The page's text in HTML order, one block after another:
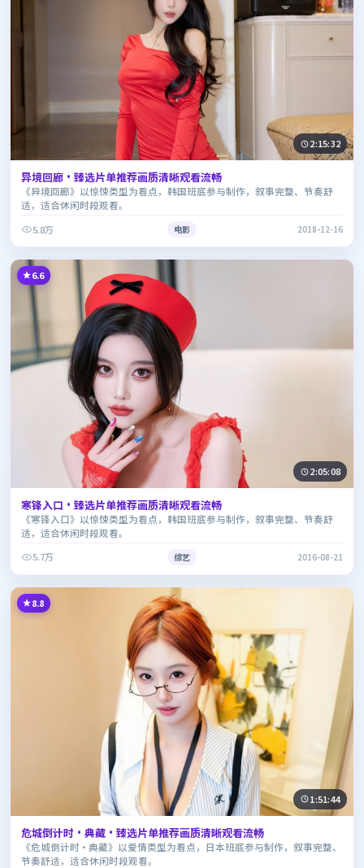
2:15:32
异境回廊·臻选片单推荐画质清晰观看流畅
《异境回廊》以惊悚类型为看点，韩国班底参与制作，叙事完整、节奏舒
适，适合休闲时段观看。
5.8万
电影 2018-12-16
6.6
2:05:08
寒锋入口·臻选片单推荐画质清晰观看流畅
《寒锋入口》以惊悚类型为看点，韩国班底参与制作，叙事完整、节奏舒
适，适合休闲时段观看。
5.7万
综艺 2016-08-21
8.8
1:51:44
危城倒计时·典藏·臻选片单推荐画质清晰观看流畅
《危城倒计时·典藏》以爱情类型为看点，日本班底参与制作，叙事完整、
节奏舒适，适合休闲时段观看。